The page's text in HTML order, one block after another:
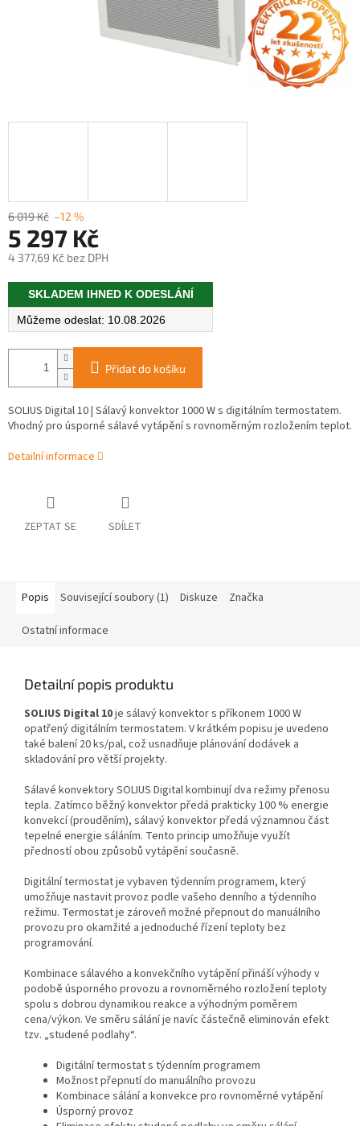
6 019 Kč –12 %
5 297 Kč
4 377,69 Kč bez DPH
Měrná
cena:SKLADEM IHNED K ODESLÁNÍ
10.08.2026
Přidat do košíku
SOLIUS Digital 10 | Sálavý konvektor 1000 W s digitálním termostatem.
Vhodný pro úsporné sálavé vytápění s rovnoměrným rozložením teplot.
Detailní informace
ZEPTAT SE SDÍLET
Popis Související soubory (1) Diskuze Značka
Ostatní informace
Detailní popis produktu
SOLIUS Digital 10je sálavý konvektor s příkonem 1000 W
opatřený digitálním termostatem. V krátkém popisu je uvedeno
také balení 20 ks/pal, což usnadňuje plánování dodávek a
skladování pro větší projekty.
Sálavé konvektory SOLIUS Digital kombinují dva režimy přenosu
tepla. Zatímco běžný konvektor předá prakticky 100 % energie
konvekcí (prouděním), sálavý konvektor předá významnou část
tepelné energie sáláním. Tento princip umožňuje využít
předností obou způsobů vytápění současně.
Digitální termostat je vybaven týdenním programem, který
umožňuje nastavit provoz podle vašeho denního a týdenního
režimu. Termostat je zároveň možné přepnout do manuálního
provozu pro okamžité a jednoduché řízení teploty bez
programování.
Kombinace sálavého a konvekčního vytápění přináší výhody v
podobě úsporného provozu a rovnoměrného rozložení teploty
spolu s dobrou dynamikou reakce a výhodným poměrem
cena/výkon. Ve směru sálání je navíc částečně eliminován efekt
tzv. „studené podlahy“.
Digitální termostat s týdenním programem
Možnost přepnutí do manuálního provozu
Kombinace sálání a konvekce pro rovnoměrné vytápění
Úsporný provoz